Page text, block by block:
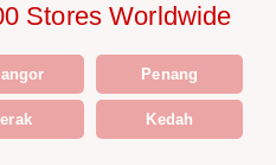
Stores Worldwide
Penang
Kedah